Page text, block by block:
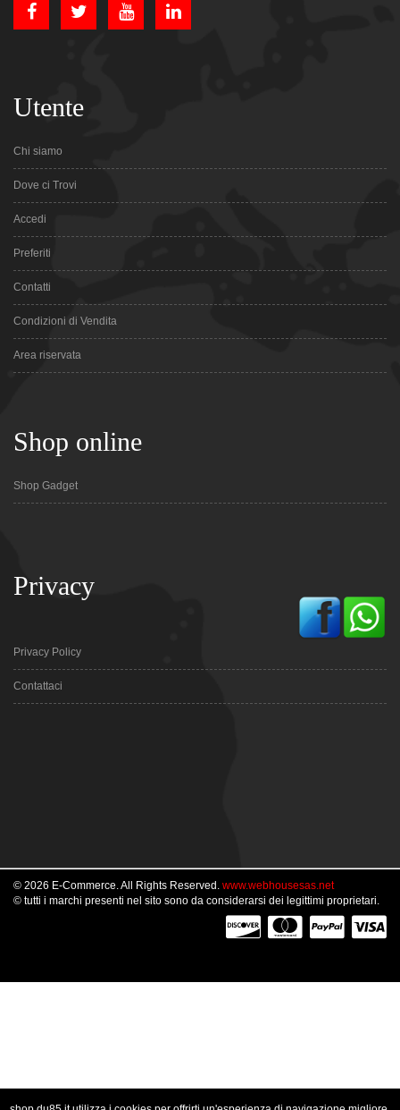
Utente
Chi siamo
Dove ci Trovi
Accedi
Preferiti
Contatti
Condizioni di Vendita
Area riservata
Shop online
Shop Gadget
Privacy
Privacy Policy
Contattaci
© 2026 E-Commerce. All Rights Reserved. www.webhousesas.net
© tutti i marchi presenti nel sito sono da considerarsi dei legittimi proprietari.